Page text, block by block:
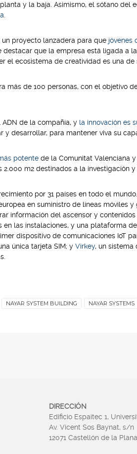
y la baja. Asimismo, el sótano del
proyecto lanzadera para que jóvenes
destacar que la empresa está ligada a la
el ecosistema de creatividad es una de
más de 100 personas, con el objetivo
de la compañía, y la innovación es
desarrollar, para mantener viva su
potente de la Comunitat Valenciana
2.000 m2 destinados a la investigación
por 31 países en todo el
en suministro de líneas móviles y
información del ascensor y
las instalaciones, y una plataforma
dispositivo de comunicaciones IoT
única tarjeta SIM; y Virkey, un sistema
NAYAR SYSTEM BUILDING NAYAR SYSTEMS
DIRECCIÓN
Edificio Espaitec 1,
Av. Vicent Sos Baynat, s/n
12071 Castellón de la